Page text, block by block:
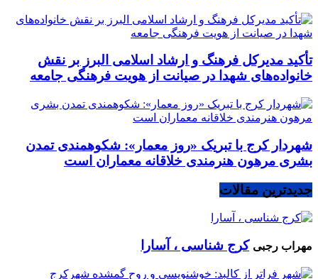
تأکید مدیرکل فرهنگ و ارشاد اسلامی البرز بر نقش
خانواده‌های شهدا در صیانت از هویت فرهنگی جامعه
شهردار کرج با تبریک «روز معمار»: شکوهمندی تمدن
بشری مرهون هنرمندی خلاقانه معماران است
جدیدترین مقالات
مهراب رجبی کرج شناسی ، آسارا